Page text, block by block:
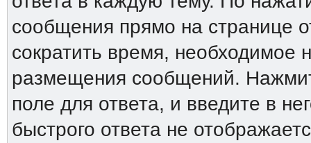
сообщения прямо на странице
сократить время, необходимое
размещения сообщений.
поле для ответа, и введите в
быстрого ответа не